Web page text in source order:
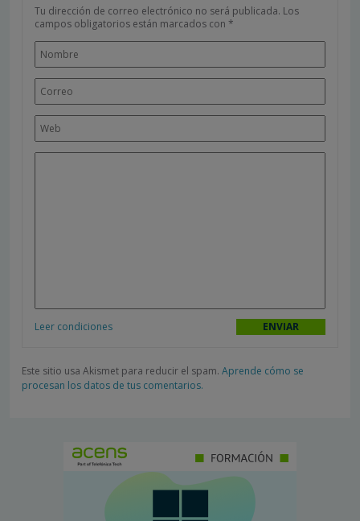
Tu dirección de correo electrónico no será publicada. Los
campos obligatorios están marcados con *
Leer condiciones
Este sitio usa Akismet para reducir el spam. Aprende cómo se
procesan los datos de tus comentarios.